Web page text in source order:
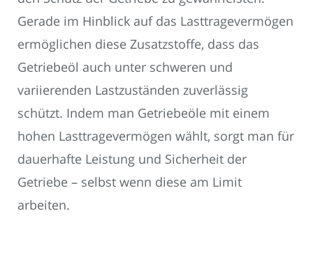
Gerade im Hinblick auf das Lasttragevermögen
ermöglichen diese Zusatzstoffe, dass das
Getriebeöl auch unter schweren und
variierenden Lastzuständen zuverlässig
schützt. Indem man Getriebeöle mit einem
hohen Lasttragevermögen wählt, sorgt man für
dauerhafte Leistung und Sicherheit der
Getriebe – selbst wenn diese am Limit
arbeiten.